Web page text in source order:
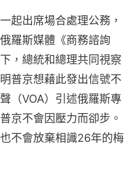
起出席場合處理公務，
羅斯媒體《商務諮詢
，總統和總理共同視察
普京想藉此發出信號不
（VOA）引述俄羅斯專
京不會因壓力而卻步。
不會放棄相識26年的梅